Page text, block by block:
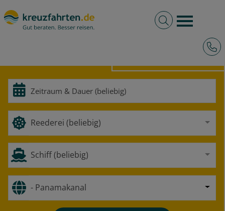
Burger
Volltextsuche
Reederei (beliebig)
Schiff (beliebig)
- Panamakanal